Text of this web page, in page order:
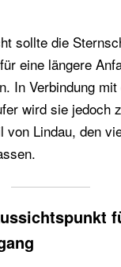
sollte die
eine längere
In Verbindung mit
wird sie jedoch
von Lindau, den